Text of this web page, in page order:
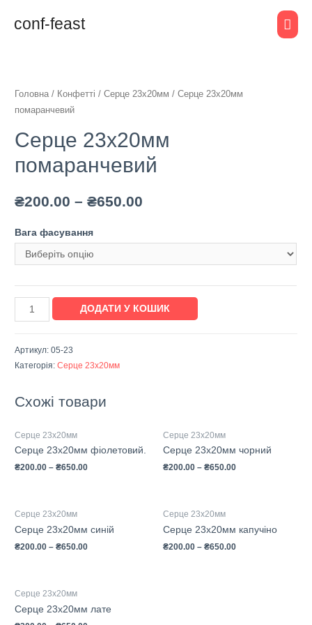
conf-feast
Головна / Конфетті /Серце 23х20мм / Серце 23х20мм
помаранчевий
Серце 23х20мм
помаранчевий
₴200.00 –₴650.00
Вага фасування
ДОДАТИ У КОШИК
Артикул:05-23
Категорія:Серце 23х20мм
Схожі товари
Серце 23х20мм
Серце 23х20мм фіолетовий.
₴200.00 –₴650.00
Серце 23х20мм
Серце 23х20мм чорний
₴200.00 – ₴650.00
Серце 23х20мм
Серце 23х20мм синій
₴200.00 –₴650.00
Серце 23х20мм
Серце 23х20мм капучіно
₴200.00 – ₴650.00
Серце 23х20мм
Серце 23х20мм лате